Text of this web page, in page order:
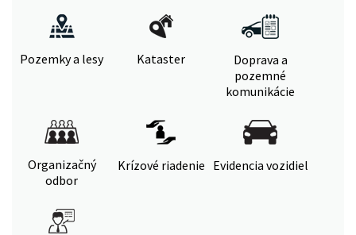
Pozemky a lesy Kataster
Doprava a
pozemné
komunikácie
Organizačný
odbor
Krízové riadenie Evidencia vozidiel